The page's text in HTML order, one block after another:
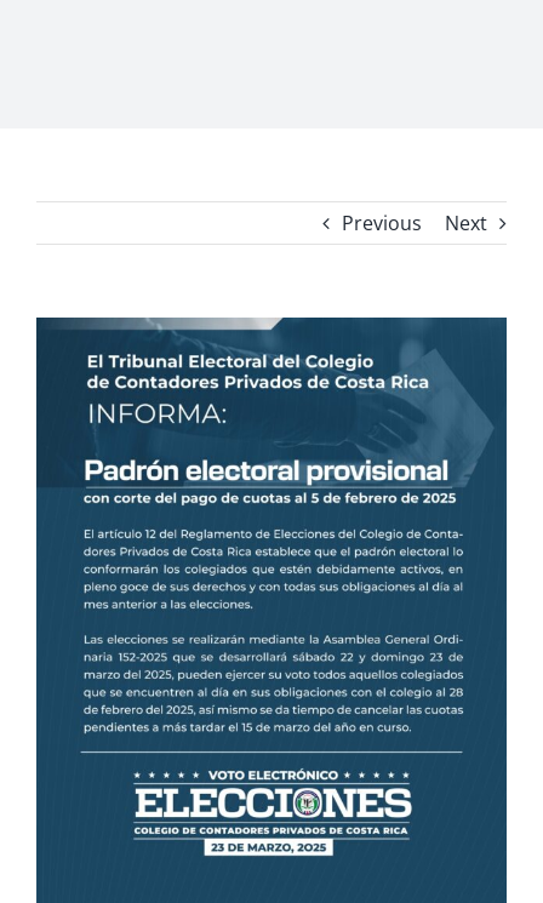
Previous Next
View
Larger
Image